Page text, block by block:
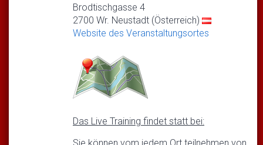
Brodtischgasse 4
2700 Wr. Neustadt (Österreich)
Website des Veranstaltungsortes
Das Live Training findet statt bei: